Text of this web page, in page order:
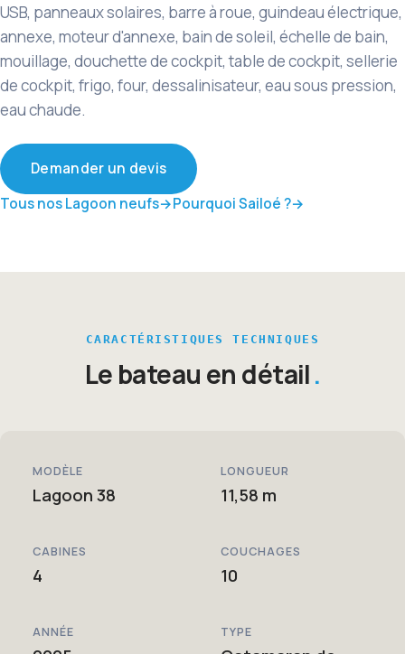
USB, panneaux solaires, barre à roue, guindeau électrique,
annexe, moteur d'annexe, bain de soleil, échelle de bain,
mouillage, douchette de cockpit, table de cockpit, sellerie
de cockpit, frigo, four, dessalinisateur, eau sous pression,
eau chaude.
Demander un devis
Tous nos Lagoon neufs
Pourquoi Sailoé ?
CARACTÉRISTIQUES TECHNIQUES
Le bateau en détail
MODÈLE
Lagoon 38
LONGUEUR
11,58 m
CABINES
4
COUCHAGES
10
ANNÉE TYPE